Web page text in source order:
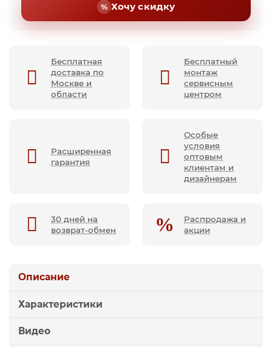
Хочу скидку
Бесплатная
доставка по
Москве и
области
Бесплатный
монтаж
сервисным
центром
Расширенная
гарантия
Особые
условия
оптовым
клиентам и
дизайнерам
30 дней на
возврат-обмен
Распродажа и
акции
Описание
Характеристики
Видео